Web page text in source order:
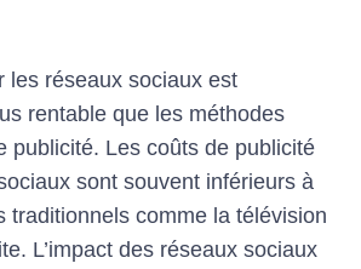
les réseaux sociaux est
rentable que les méthodes
publicité. Les coûts de publicité
sont souvent inférieurs à
traditionnels comme la télévision
L’impact des réseaux sociaux